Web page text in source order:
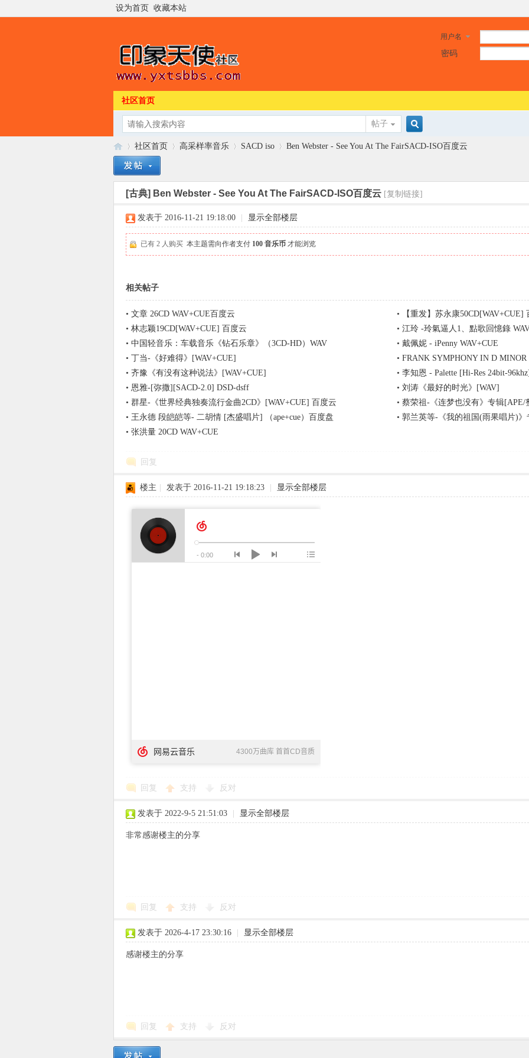
设为首页 收藏本站
用户名
密码
社区首页
帖子
搜
索
»
社区首页
›
高采样率音乐
›
SACD iso
›
Ben Webster - See You At The FairSACD-ISO百度云
[古典] Ben Webster - See You At The FairSACD-ISO百度云 [复制链接]
发表于 2016-11-21 19:18:00 显示全部楼层
已有 2 人购买 本主题需向作者支付 100 音乐币 才能浏览
相关帖子
• 文章 26CD WAV+CUE百度云 •
【重发】苏永康50CD[WAV+CUE]
• 林志颖19CD[WAV+CUE] 百度云 • 江玲 -玲氣逼人1、點歌回憶錄
• 中国轻音乐：车载音乐《钻石乐章》（3CD-HD）WAV • 戴佩妮 - iPenny WAV+CUE
• 丁当-《好难得》[WAV+CUE] • FRANK SYMPHONY IN D
SACD
• 齐豫《有没有这种说法》[WAV+CUE] • 李知恩 - Palette [Hi-Res 24bit-
• 恩雅-[弥撒][SACD-2.0] DSD-dsff • 刘涛《最好的时光》[WAV]
• 群星-《世界经典独奏流行金曲2CD》[WAV+CUE] 百度云 • 蔡荣祖-《连梦也没有》专辑
• 王永德 段皑皑等- 二胡情 [杰盛唱片] （ape+cue）百度盘 • 郭兰英等-《我的祖国(雨果唱片)
• 张洪量 20CD WAV+CUE
回复
楼主 发表于 2016-11-21 19:18:23 显示全部楼层
回复 支持 反对
发表于 2022-9-5 21:51:03 显示全部楼层
非常感谢楼主的分享
回复 支持 反对
发表于 2026-4-17 23:30:16 显示全部楼层
感谢楼主的分享
回复 支持 反对